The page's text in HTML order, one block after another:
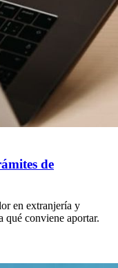
de
en extranjería y
qué conviene aportar.